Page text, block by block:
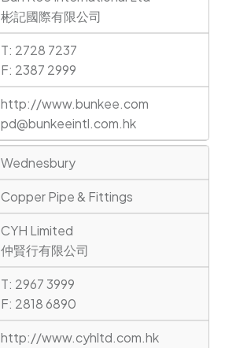
彬記國際有限公司
T: 2728 7237
F: 2387 2999
http://www.bunkee.com
pd@bunkeeintl.com.hk
Wednesbury
Copper Pipe & Fittings
CYH Limited
仲賢行有限公司
T: 2967 3999
F: 2818 6890
http://www.cyhltd.com.hk